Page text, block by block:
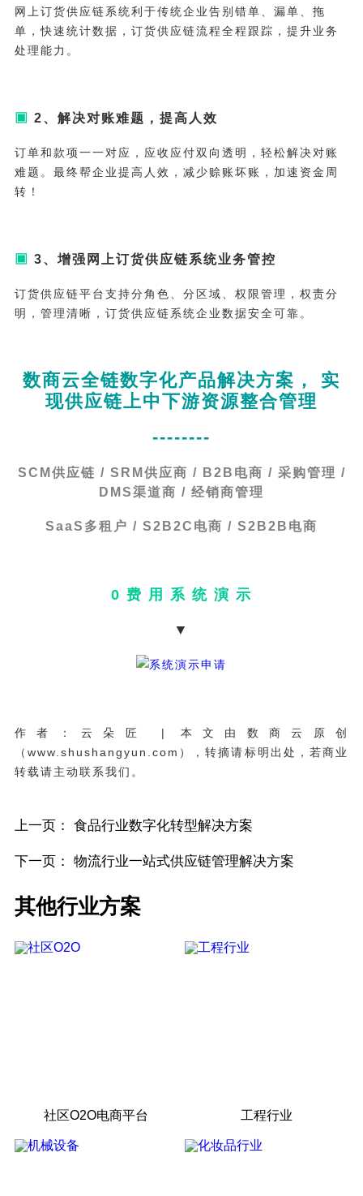
网上订货供应链系统利于传统企业告别错单、漏单、拖
单，快速统计数据，订货供应链流程全程跟踪，提升业务
处理能力。
▣ 2、解决对账难题，提高人效
订单和款项一一对应，应收应付双向透明，轻松解决对账
难题。最终帮企业提高人效，减少赊账坏账，加速资金周
转！
▣ 3、 增强网上订货供应链系统业务管控
订货供应链平台支持分角色、分区域、权限管理，权责分
明，管理清晰，订货供应链系统企业数据安全可靠。
数商云全链数字化产品解决方案， 实
现供应链上中下游资源整合管理
--------
SCM供应链 / SRM供应商 / B2B电商 / 采购管理 /
DMS渠道商 / 经销商管理
SaaS多租户 / S2B2C电商 / S2B2B电商
0 费 用 系 统 演 示
▼
作者：云朵匠 | 本文由数商云原创
（www.shushangyun.com），转摘请标明出处，若商业
转载请主动联系我们。
上一页： 食品行业数字化转型解决方案
下一页： 物流行业一站式供应链管理解决方案
其他行业方案
社区O2O电商平台 工程行业